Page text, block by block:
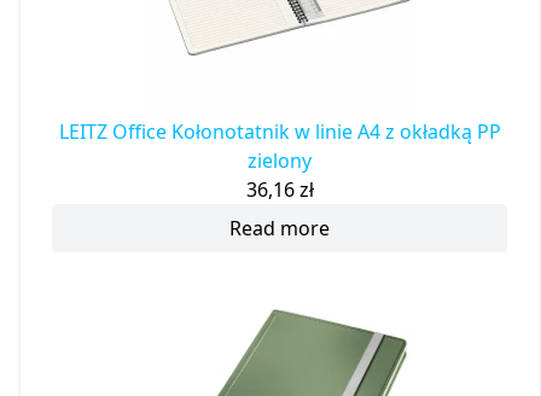
LEITZ Office Kołonotatnik w linie A4 z okładką PP
zielony
36,16zł
Read more